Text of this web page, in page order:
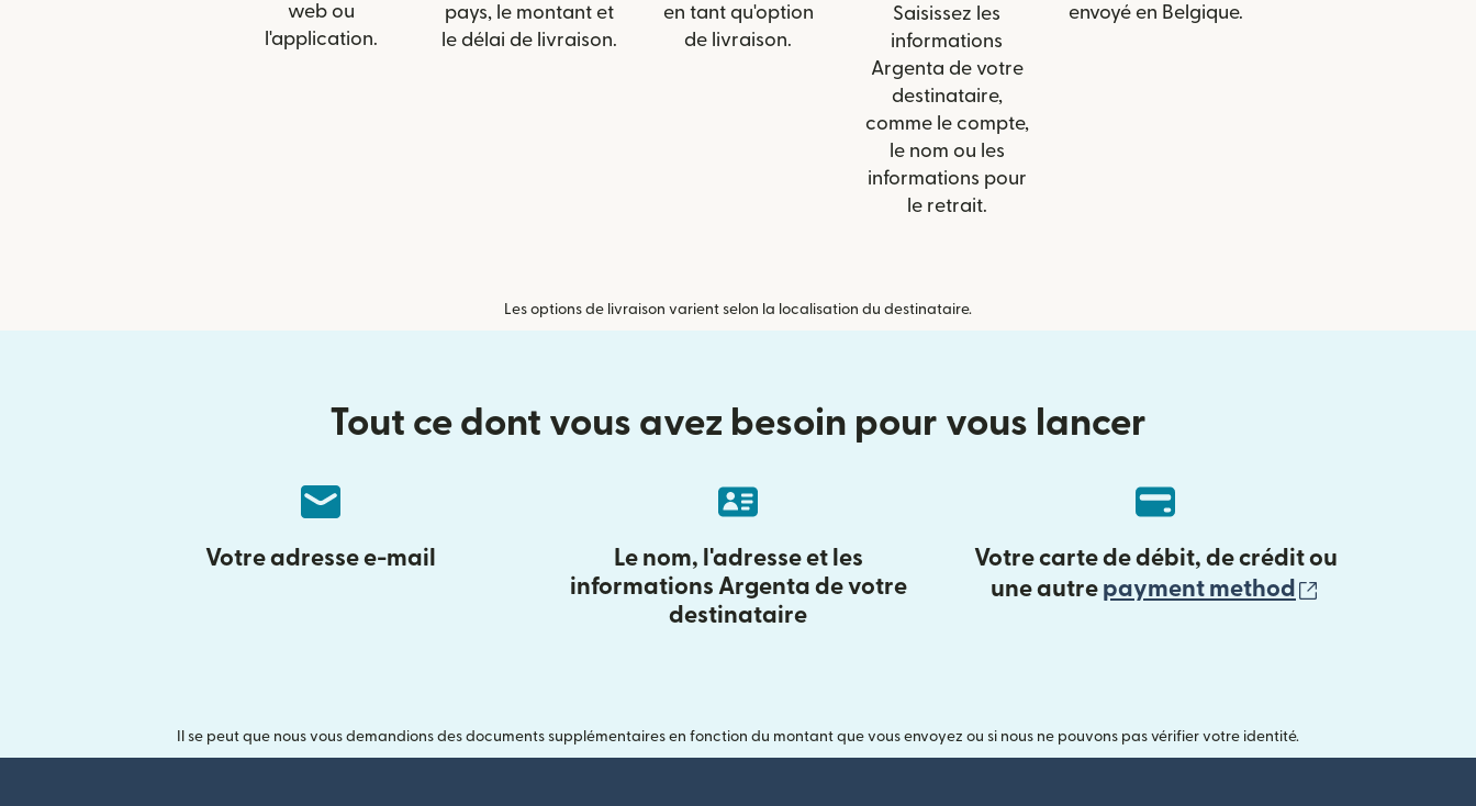
web ou
l'application.
pays, le montant et
le délai de livraison.
en tant qu'option
de livraison.
Saisissez les
informations
Argenta de votre
destinataire,
comme le compte,
le nom ou les
informations pour
le retrait.
envoyé en Belgique.
Les options de livraison varient selon la localisation du destinataire.
Tout ce dont vous avez besoin pour vous lancer
Votre adresse e-mail
Le nom, l'adresse et les
informations Argenta de votre
destinataire
Votre carte de débit, de crédit ou
une autre payment method
Il se peut que nous vous demandions des documents supplémentaires en fonction du montant que vous envoyez ou si nous ne pouvons pas vérifier votre identité.